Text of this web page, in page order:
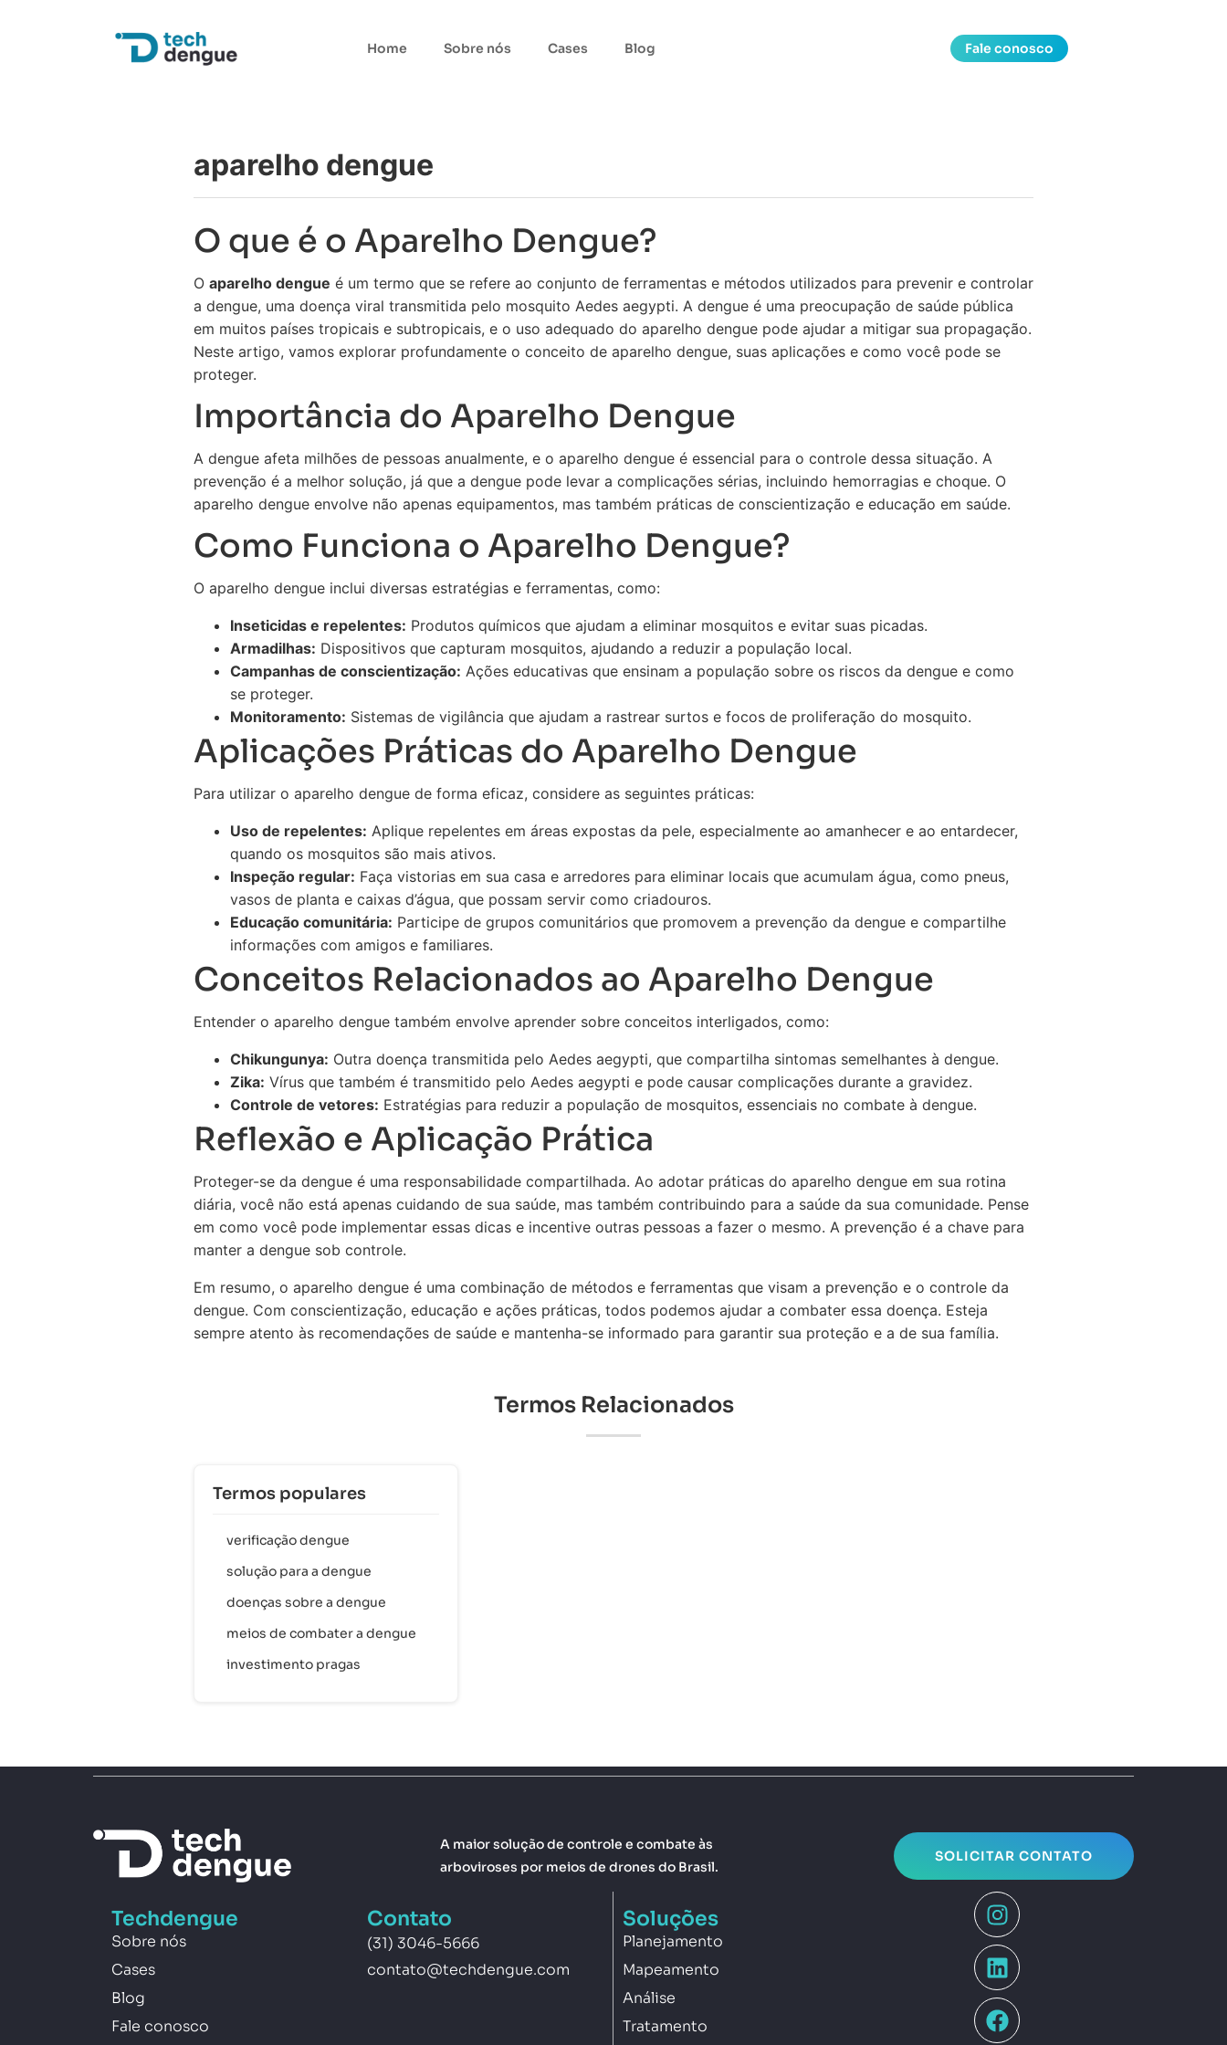
Home Sobre nós Cases Blog Fale conosco
aparelho dengue
O que é o Aparelho Dengue?
O aparelho dengue é um termo que se refere ao conjunto de ferramentas e métodos utilizados para prevenir e controlar
a dengue, uma doença viral transmitida pelo mosquito Aedes aegypti. A dengue é uma preocupação de saúde pública
em muitos países tropicais e subtropicais, e o uso adequado do aparelho dengue pode ajudar a mitigar sua propagação.
Neste artigo, vamos explorar profundamente o conceito de aparelho dengue, suas aplicações e como você pode se
proteger.
Importância do Aparelho Dengue
A dengue afeta milhões de pessoas anualmente, e o aparelho dengue é essencial para o controle dessa situação. A
prevenção é a melhor solução, já que a dengue pode levar a complicações sérias, incluindo hemorragias e choque. O
aparelho dengue envolve não apenas equipamentos, mas também práticas de conscientização e educação em saúde.
Como Funciona o Aparelho Dengue?
O aparelho dengue inclui diversas estratégias e ferramentas, como:
Inseticidas e repelentes: Produtos químicos que ajudam a eliminar mosquitos e evitar suas picadas.
Armadilhas: Dispositivos que capturam mosquitos, ajudando a reduzir a população local.
Campanhas de conscientização: Ações educativas que ensinam a população sobre os riscos da dengue e como
se proteger.
Monitoramento: Sistemas de vigilância que ajudam a rastrear surtos e focos de proliferação do mosquito.
Aplicações Práticas do Aparelho Dengue
Para utilizar o aparelho dengue de forma eficaz, considere as seguintes práticas:
Uso de repelentes: Aplique repelentes em áreas expostas da pele, especialmente ao amanhecer e ao entardecer,
quando os mosquitos são mais ativos.
Inspeção regular: Faça vistorias em sua casa e arredores para eliminar locais que acumulam água, como pneus,
vasos de planta e caixas d’água, que possam servir como criadouros.
Educação comunitária: Participe de grupos comunitários que promovem a prevenção da dengue e compartilhe
informações com amigos e familiares.
Conceitos Relacionados ao Aparelho Dengue
Entender o aparelho dengue também envolve aprender sobre conceitos interligados, como:
Chikungunya: Outra doença transmitida pelo Aedes aegypti, que compartilha sintomas semelhantes à dengue.
Zika: Vírus que também é transmitido pelo Aedes aegypti e pode causar complicações durante a gravidez.
Controle de vetores: Estratégias para reduzir a população de mosquitos, essenciais no combate à dengue.
Reflexão e Aplicação Prática
Proteger-se da dengue é uma responsabilidade compartilhada. Ao adotar práticas do aparelho dengue em sua rotina
diária, você não está apenas cuidando de sua saúde, mas também contribuindo para a saúde da sua comunidade. Pense
em como você pode implementar essas dicas e incentive outras pessoas a fazer o mesmo. A prevenção é a chave para
manter a dengue sob controle.
Em resumo, o aparelho dengue é uma combinação de métodos e ferramentas que visam a prevenção e o controle da
dengue. Com conscientização, educação e ações práticas, todos podemos ajudar a combater essa doença. Esteja
sempre atento às recomendações de saúde e mantenha-se informado para garantir sua proteção e a de sua família.
Termos Relacionados
Termos populares
verificação dengue
solução para a dengue
doenças sobre a dengue
meios de combater a dengue
investimento pragas
A maior solução de controle e combate às
arboviroses por meios de drones do Brasil.
SOLICITAR CONTATO
Techdengue
Sobre nós
Cases
Blog
Fale conosco
Contato
(31) 3046-5666
contato@techdengue.com
Soluções
Planejamento
Mapeamento
Análise
Tratamento